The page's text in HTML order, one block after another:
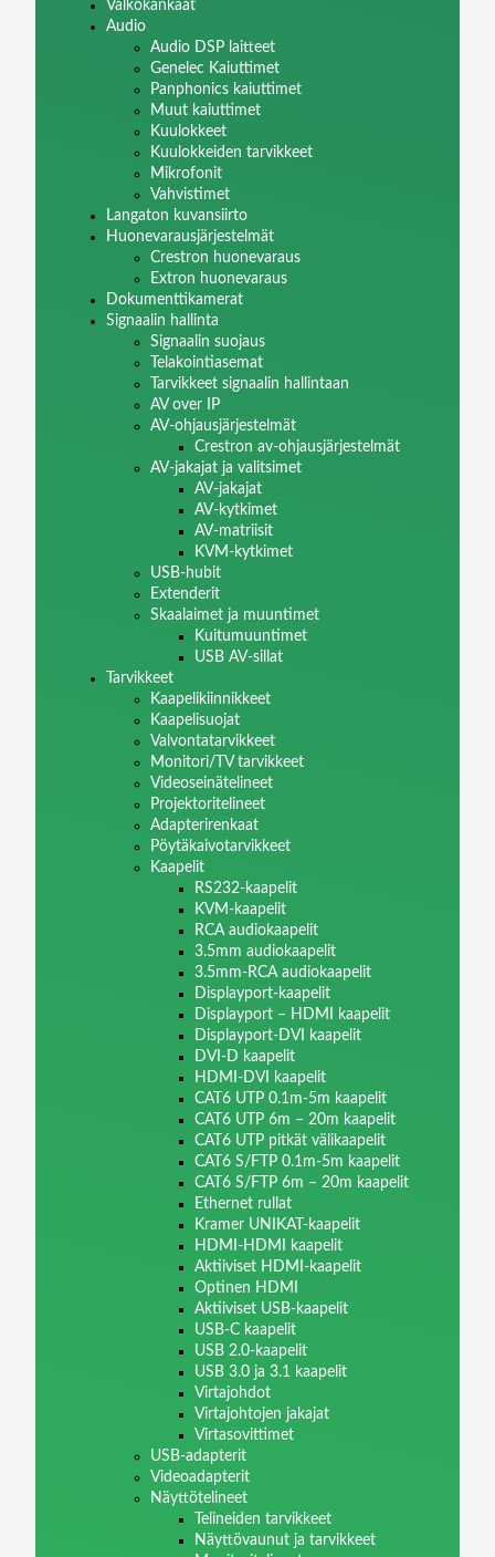
Valkokankaat
Audio
Audio DSP laitteet
Genelec Kaiuttimet
Panphonics kaiuttimet
Muut kaiuttimet
Kuulokkeet
Kuulokkeiden tarvikkeet
Mikrofonit
Vahvistimet
Langaton kuvansiirto
Huonevarausjärjestelmät
Crestron huonevaraus
Extron huonevaraus
Dokumenttikamerat
Signaalin hallinta
Signaalin suojaus
Telakointiasemat
Tarvikkeet signaalin hallintaan
AV over IP
AV-ohjausjärjestelmät
Crestron av-ohjausjärjestelmät
AV-jakajat ja valitsimet
AV-jakajat
AV-kytkimet
AV-matriisit
KVM-kytkimet
USB-hubit
Extenderit
Skaalaimet ja muuntimet
Kuitumuuntimet
USB AV-sillat
Tarvikkeet
Kaapelikiinnikkeet
Kaapelisuojat
Valvontatarvikkeet
Monitori/TV tarvikkeet
Videoseinätelineet
Projektoritelineet
Adapterirenkaat
Pöytäkaivotarvikkeet
Kaapelit
RS232-kaapelit
KVM-kaapelit
RCA audiokaapelit
3.5mm audiokaapelit
3.5mm-RCA audiokaapelit
Displayport-kaapelit
Displayport – HDMI kaapelit
Displayport-DVI kaapelit
DVI-D kaapelit
HDMI-DVI kaapelit
CAT6 UTP 0.1m-5m kaapelit
CAT6 UTP 6m – 20m kaapelit
CAT6 UTP pitkät välikaapelit
CAT6 S/FTP 0.1m-5m kaapelit
CAT6 S/FTP 6m – 20m kaapelit
Ethernet rullat
Kramer UNIKAT-kaapelit
HDMI-HDMI kaapelit
Aktiiviset HDMI-kaapelit
Optinen HDMI
Aktiiviset USB-kaapelit
USB-C kaapelit
USB 2.0-kaapelit
USB 3.0 ja 3.1 kaapelit
Virtajohdot
Virtajohtojen jakajat
Virtasovittimet
USB-adapterit
Videoadapterit
Näyttötelineet
Telineiden tarvikkeet
Näyttövaunut ja tarvikkeet